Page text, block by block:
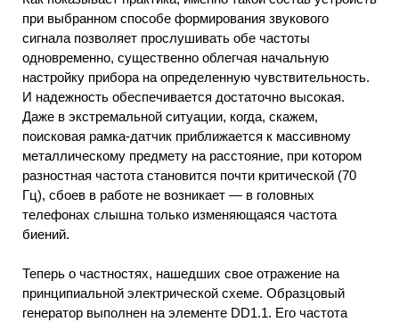
при выбранном способе формирования звукового
сигнала позволяет прослушивать обе частоты
одновременно, существенно облегчая начальную
настройку прибора на определенную чувствительность.
И надежность обеспечивается достаточно высокая.
Даже в экстремальной ситуации, когда, скажем,
поисковая рамка-датчик приближается к массивному
металлическому предмету на расстояние, при котором
разностная частота становится почти критической (70
Гц), сбоев в работе не возникает — в головных
телефонах слышна только изменяющаяся частота
биений.
Теперь о частностях, нашедших свое отражение на
принципиальной электрической схеме. Образцовый
генератор выполнен на элементе DD1.1. Его частота